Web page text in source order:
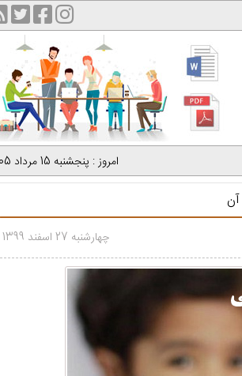
امروز : پنجشنبه 15 مرداد 1405
چهارشنبه 27 اسفند 1399